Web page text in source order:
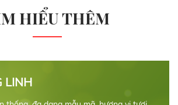
HIỂU THÊM
LINH